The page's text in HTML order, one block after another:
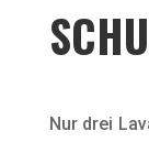
Nur drei